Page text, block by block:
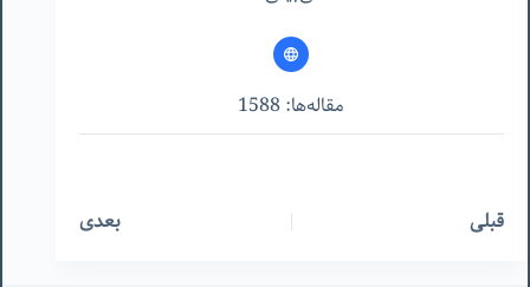
مقاله‌ها: 1588
قبلی بعدی